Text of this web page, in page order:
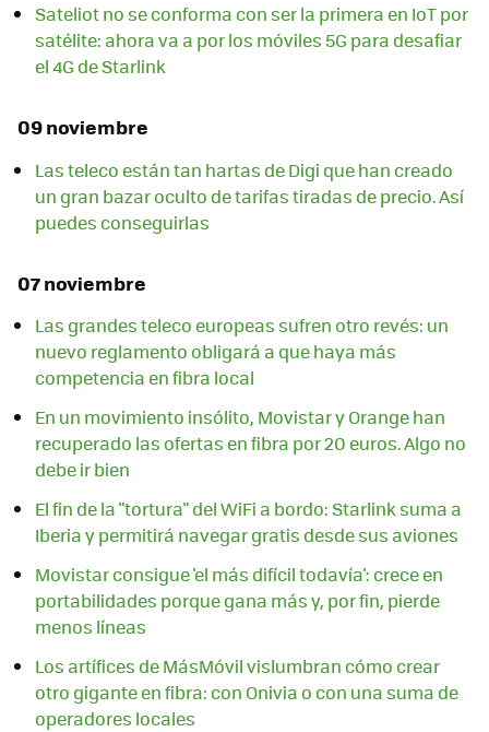
Sateliot no se conforma con ser la primera en IoT por
satélite: ahora va a por los móviles 5G para desafiar
el 4G de Starlink
09 noviembre
Las teleco están tan hartas de Digi que han creado
un gran bazar oculto de tarifas tiradas de precio. Así
puedes conseguirlas
07 noviembre
Las grandes teleco europeas sufren otro revés: un
nuevo reglamento obligará a que haya más
competencia en fibra local
En un movimiento insólito, Movistar y Orange han
recuperado las ofertas en fibra por 20 euros. Algo no
debe ir bien
El fin de la "tortura" del WiFi a bordo: Starlink suma a
Iberia y permitirá navegar gratis desde sus aviones
Movistar consigue 'el más difícil todavía': crece en
portabilidades porque gana más y, por fin, pierde
menos líneas
Los artífices de MásMóvil vislumbran cómo crear
otro gigante en fibra: con Onivia o con una suma de
operadores locales